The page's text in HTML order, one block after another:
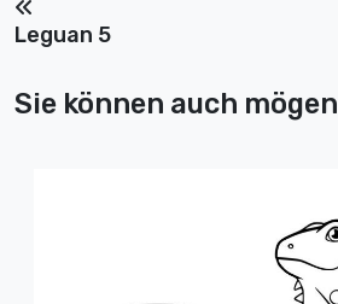
Leguan 5
Sie können auch mögen